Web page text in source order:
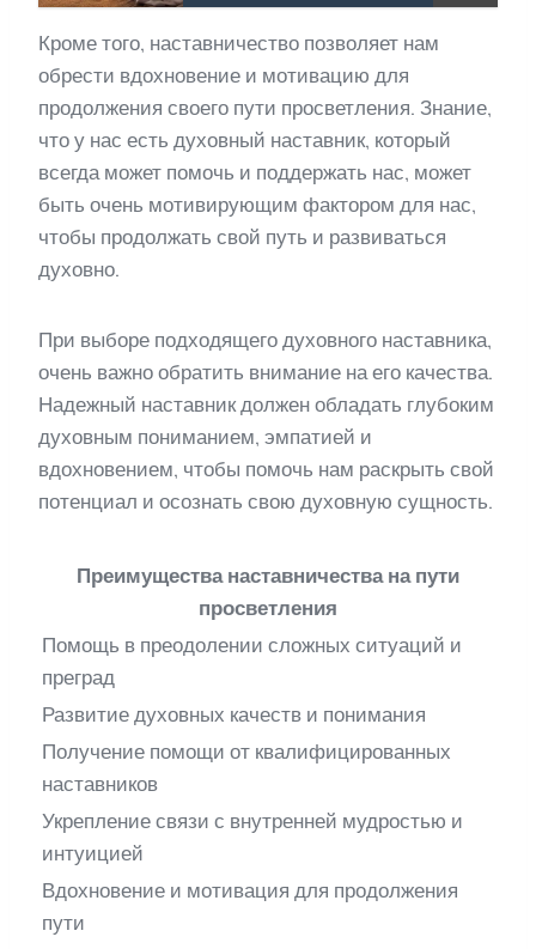
Кроме того, наставничество позволяет нам
обрести вдохновение и мотивацию для
продолжения своего пути просветления. Знание,
что у нас есть духовный наставник, который
всегда может помочь и поддержать нас, может
быть очень мотивирующим фактором для нас,
чтобы продолжать свой путь и развиваться
духовно.
При выборе подходящего духовного наставника,
очень важно обратить внимание на его качества.
Надежный наставник должен обладать глубоким
духовным пониманием, эмпатией и
вдохновением, чтобы помочь нам раскрыть свой
потенциал и осознать свою духовную сущность.
Преимущества наставничества на пути
просветления
Помощь в преодолении сложных ситуаций и
преград
Развитие духовных качеств и понимания
Получение помощи от квалифицированных
наставников
Укрепление связи с внутренней мудростью и
интуицией
Вдохновение и мотивация для продолжения
пути